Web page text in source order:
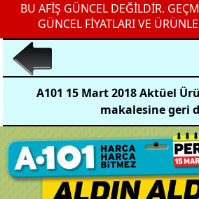
BU AFİŞ GÜNCEL DEĞİLDİR.
GÜNCEL FİYATLARI VE
A101 15 Mart 2018 Aktüel
makalesine geri